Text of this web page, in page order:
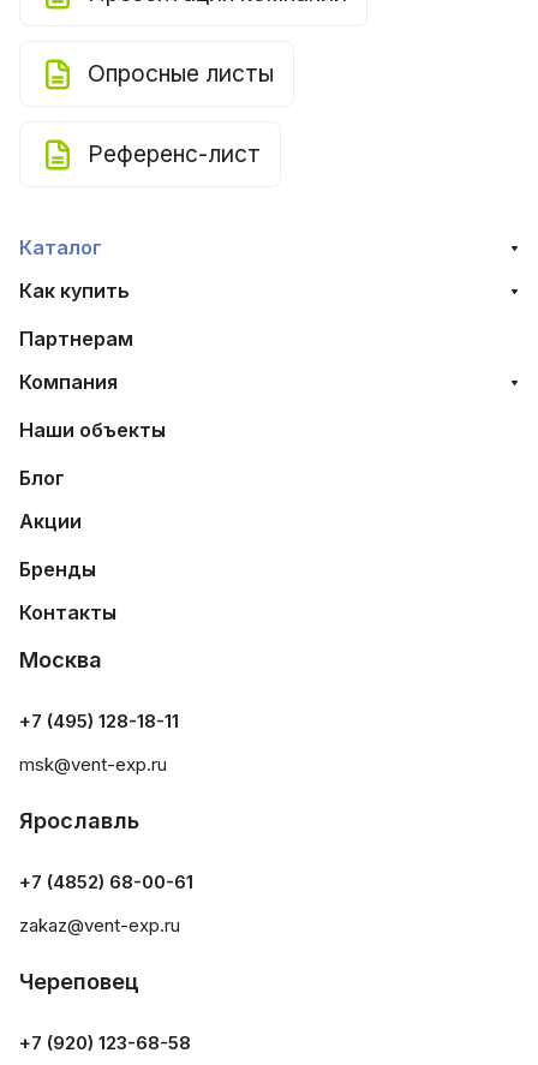
Опросные листы
Референс-лист
Каталог
Как купить
Партнерам
Компания
Наши объекты
Блог
Акции
Бренды
Контакты
Москва
+7 (495) 128-18-11
msk@vent-exp.ru
Ярославль
+7 (4852) 68-00-61
zakaz@vent-exp.ru
Череповец
+7 (920) 123-68-58